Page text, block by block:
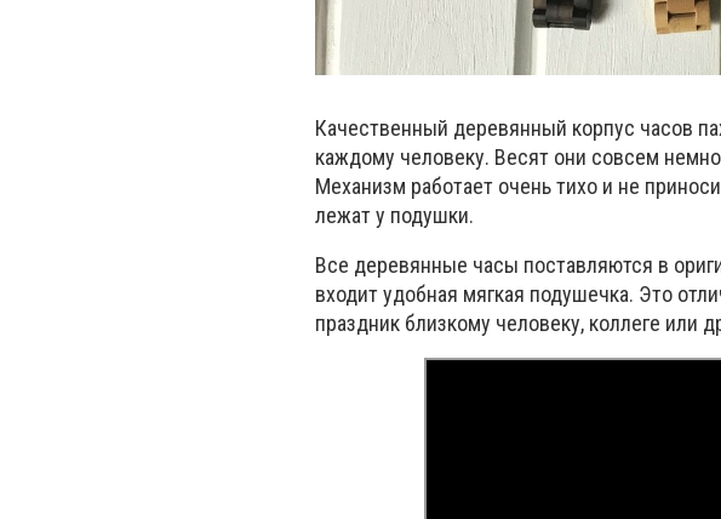
Качественный деревянный корпус часов
каждому человеку. Весят они совсем
Механизм работает очень тихо и не
лежат у подушки.
Все деревянные часы поставляются в
входит удобная мягкая подушечка. Это
праздник близкому человеку, коллеге или